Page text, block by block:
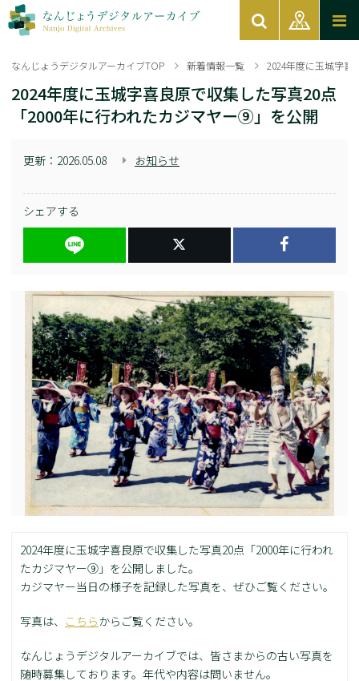
なんじょうデジタルアーカイブTOP 新着情報一覧 2024年度に玉城字
2024年度に玉城字喜良原で収集した写真20点
「2000年に行われたカジマヤー⑨」を公開
更新： 2026.05.08 お知らせ
シェアする
2024年度に玉城字喜良原で収集した写真20点「2000年に行われ
たカジマヤー⑨」を公開しました。
カジマヤー当日の様子を記録した写真を、ぜひご覧ください。
写真は、 こちらからご覧ください。
なんじょうデジタルアーカイブでは、皆さまからの古い写真を
随時募集しております。年代や内容は問いません。